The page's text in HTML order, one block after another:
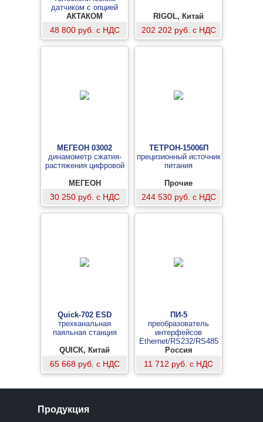
датчиком с опцией
Bluetooth
АКТАКОМ
48 800 руб. с НДС
RIGOL, Китай
202 202 руб. с НДС
МЕГЕОН 03002
динамометр сжатия-
растяжения цифровой
МЕГЕОН
30 250 руб. с НДС
ТЕТРОН-15006П
прецизионный источник
питания
Прочие
244 530 руб. с НДС
Quick-702 ESD
трехканальная
паяльная станция
QUICK, Китай
65 668 руб. с НДС
ПИ-5
преобразователь
интерфейсов
Ethernet/RS232/RS485
Россия
11 712 руб. с НДС
Продукция